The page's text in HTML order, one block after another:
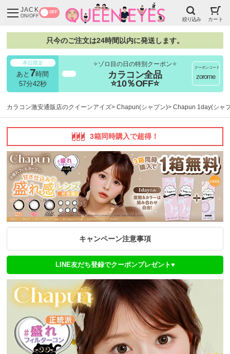
JACK
ON/OFF
OFF
絞り込み カート
只今のご注文は24時間以内に発送します。
本日限定
あと 7時間
57分41秒
✧ゾロ目の日の特別クーポン✧
カラコン全品
⭐10％OFF⭐
クーポンコード
zorome
カラコン激安通販店のクイーンアイズ Chapun(シャプン) Chapun 1day(シャ
3箱同時購入で超得！
キャンペーン注意事項
LINE友だち登録でクーポンプレゼント♥